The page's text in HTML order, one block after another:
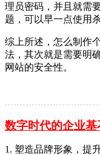
理员密码，并且就需
题，可以早一点使用
综上所述，怎么制作
法，其次就是需要明
网站的安全性。
数字时代的企业
1. 塑造品牌形象，提